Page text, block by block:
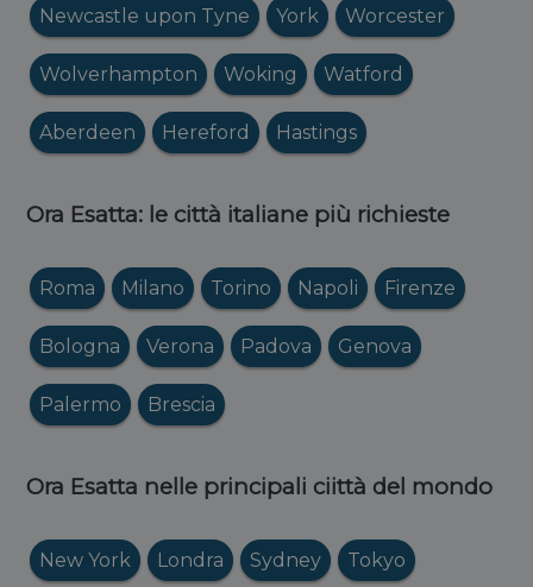
Newcastle upon Tyne York Worcester
Wolverhampton Woking Watford
Aberdeen Hereford Hastings
Ora Esatta: le città italiane più richieste
Roma Milano Torino Napoli Firenze
Bologna Verona Padova Genova
Palermo Brescia
Ora Esatta nelle principali ciittà del mondo
New York Londra Sydney Tokyo